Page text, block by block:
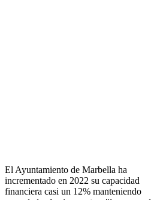
El Ayuntamiento de Marbella ha
incrementado en 2022 su capacidad
financiera casi un 12% manteniendo